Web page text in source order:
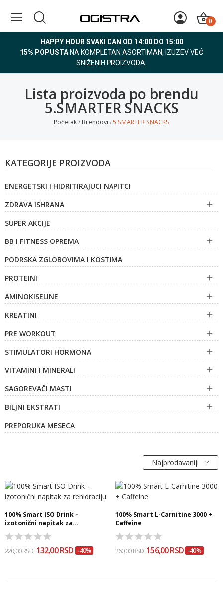
0
HAPPY HOUR SVAKI DAN OD 14:00 DO 15:00
15% POPUSTA NA KOMPLETAN ASORTIMAN, IZUZEV VEĆ
SNIŽENIH PROIZVODA.
Lista proizvoda po brendu
5.SMARTER SNACKS
Početak Brendovi 5.SMARTER SNACKS
KATEGORIJE PROIZVODA
ENERGETSKI I HIDRITIRAJUCI NAPITCI
ZDRAVA ISHRANA

SUPER AKCIJE
BB I FITNESS OPREMA

PODRSKA ZGLOBOVIMA I KOSTIMA
PROTEINI

AMINOKISELINE 
KREATINI 
PRE WORKOUT 
STIMULATORI HORMONA 
VITAMINI I MINERALI 
SAGOREVAČI MASTI 
BILJNI EKSTRATI 
PREPORUKA MESECA
Najprodavaniji
100% Smart ISO Drink –
izotonični napitak za...
220,00 RSD 132,00 RSD -40%
100% Smart L-Carnitine 3000 +
Caffeine
260,00 RSD 156,00 RSD -40%